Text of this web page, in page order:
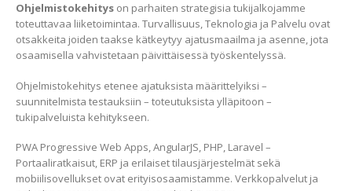
Ohjelmistokehitys on parhaiten strategisia tukijalkojamme
toteuttavaa liiketoimintaa. Turvallisuus, Teknologia ja Palvelu ovat
otsakkeita joiden taakse kätkeytyy ajatusmaailma ja asenne, jota
osaamisella vahvistetaan päivittäisessä työskentelyssä.
Ohjelmistokehitys etenee ajatuksista määrittelyiksi –
suunnitelmista testauksiin – toteutuksista ylläpitoon –
tukipalveluista kehitykseen.
PWA Progressive Web Apps, AngularJS, PHP, Laravel –
Portaaliratkaisut, ERP ja erilaiset tilausjärjestelmät sekä
mobiilisovellukset ovat erityisosaamistamme. Verkkopalvelut ja